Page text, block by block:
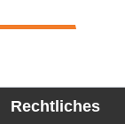
Rechtliches